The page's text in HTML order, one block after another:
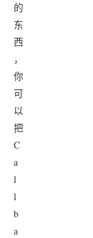
的
东
西
，
你
可
以
把
C
a
l
l
b
a